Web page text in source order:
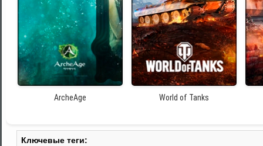
ArcheAge World of Tanks
Ключевые теги: